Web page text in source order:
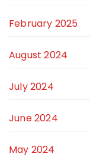
February 2025
August 2024
July 2024
June 2024
May 2024